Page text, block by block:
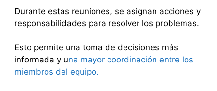
Durante estas reuniones, se asignan acciones y
responsabilidades para resolver los problemas.
Esto permite una toma de decisiones más
informada y una mayor coordinación entre los
miembros del equipo.